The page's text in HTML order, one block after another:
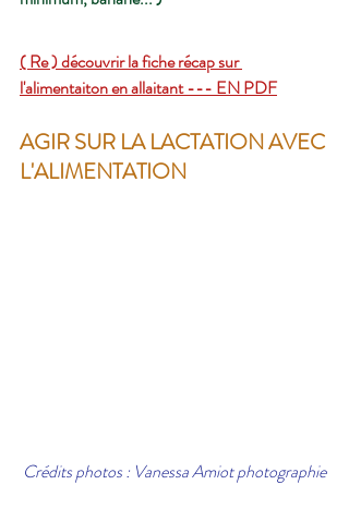
( Re ) découvrir la fiche récap sur
l'alimentaiton en allaitant --- EN PDF
AGIR SUR LA LACTATION AVEC
L'ALIMENTATION
Crédits photos : Vanessa Amiot photographie